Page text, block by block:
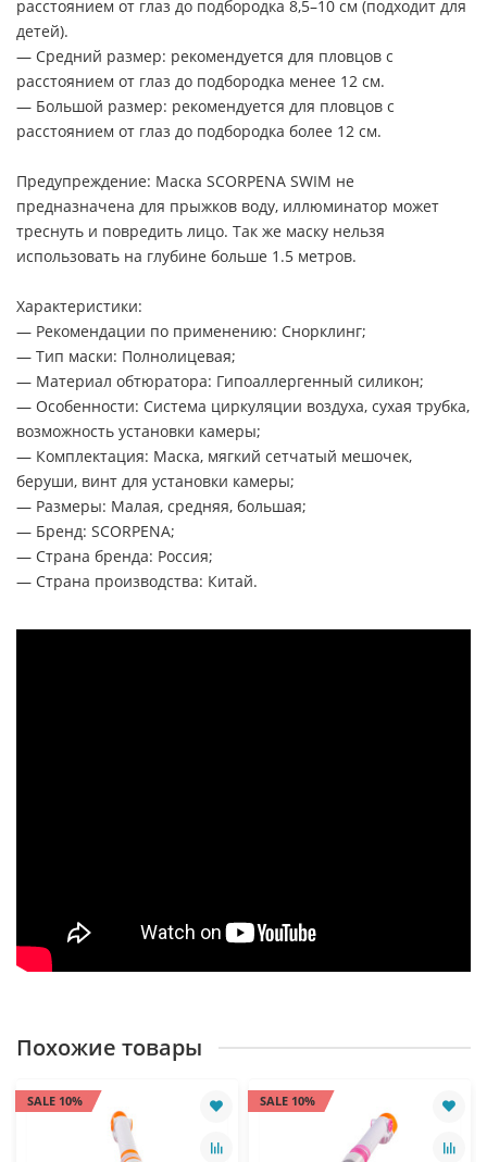
расстоянием от глаз до подбородка 8,5–10 см (подходит для
детей).
— Средний размер: рекомендуется для пловцов с
расстоянием от глаз до подбородка менее 12 см.
— Большой размер: рекомендуется для пловцов с
расстоянием от глаз до подбородка более 12 см.
Предупреждение: Маска SCORPENA SWIM не
предназначена для прыжков воду, иллюминатор может
треснуть и повредить лицо. Так же маску нельзя
использовать на глубине больше 1.5 метров.
Характеристики:
— Рекомендации по применению: Снорклинг;
— Тип маски: Полнолицевая;
— Материал обтюратора: Гипоаллергенный силикон;
— Особенности: Система циркуляции воздуха, сухая трубка,
возможность установки камеры;
— Комплектация: Маска, мягкий сетчатый мешочек,
беруши, винт для установки камеры;
— Размеры: Малая, средняя, большая;
— Бренд: SCORPENA;
— Страна бренда: Россия;
— Страна производства: Китай.
Похожие товары
SALE 10% SALE 10%